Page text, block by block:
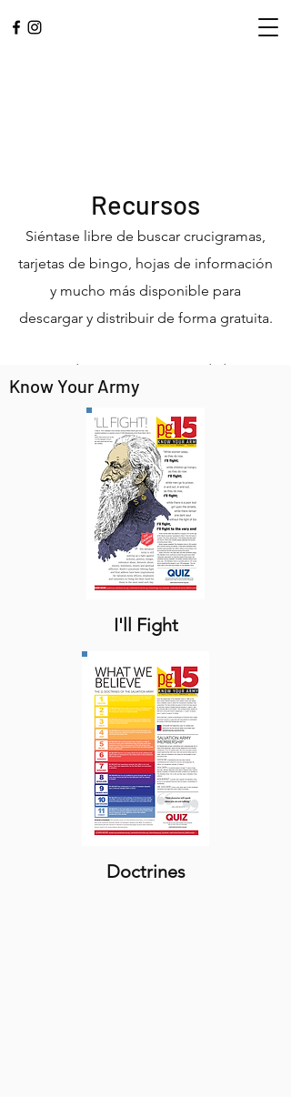
L.A. CENTRAL
Adorar. Servicio. Comunidad.
Recursos
Siéntase libre de buscar crucigramas,
tarjetas de bingo, hojas de información
y mucho más disponible para
descargar y distribuir de forma gratuita.
Know Your Army
I'll Fight
Doctrines